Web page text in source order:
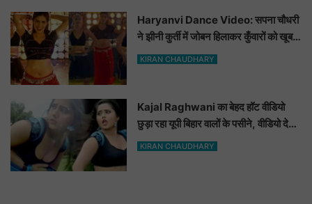
Haryanvi Dance Video: सपना चौधरी
ने झीनी कुर्ती में जोबन हिलाकर कुँवारों को खूब
ललचाया, यूट्यूब पर छाया Hot Dance
KIRAN CHAUDHARY
Kajal Raghwani का बेहद हॉट वीडियो
छुड़ा रहा यूपी बिहार वालों के पसीने, वीडियो देख
आप भी हो जाओगे बेकाबू
KIRAN CHAUDHARY